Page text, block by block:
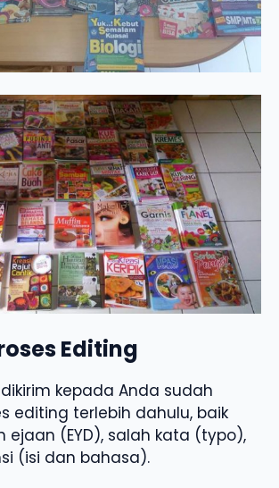
Editing
kepada Anda sudah
editing terlebih dahulu, baik
ejaan (EYD), salah kata (typo),
(isi dan bahasa).